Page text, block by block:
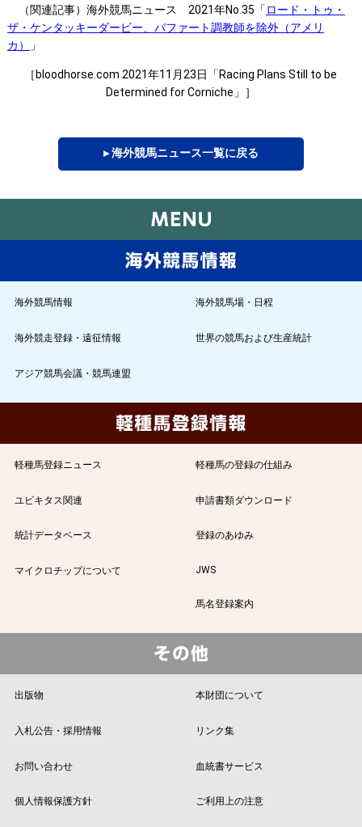
（関連記事）海外競馬ニュース 2021年No.35「 ロード・トゥ・
ザ・ケンタッキーダービー、バファート調教師を除外（アメリ
カ）
」
［bloodhorse.com 2021年11月23日「Racing Plans Still to be
Determined for Corniche」］
▸ 海外競馬ニュース一覧に戻る
海外競馬情報 海外競馬場・日程
海外競走登録・遠征情報 世界の競馬および生産統計
アジア競馬会議・競馬連盟
軽種馬登録ニュース 軽種馬の登録の仕組み
ユビキタス関連 申請書類ダウンロード
統計データベース 登録のあゆみ
マイクロチップについて JWS
馬名登録案内
出版物 本財団について
入札公告・採用情報 リンク集
お問い合わせ 血統書サービス
個人情報保護方針 ご利用上の注意